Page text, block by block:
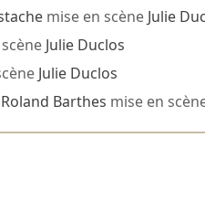
mise en scène Julie
Julie Duclos
Julie Duclos
Roland Barthes mise en